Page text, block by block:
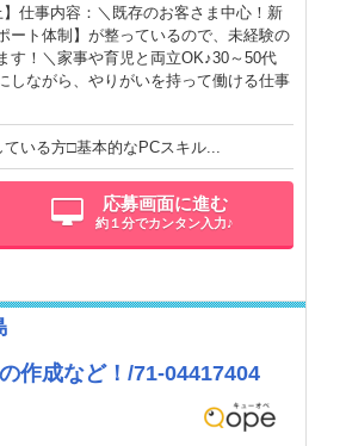
仕事内容：＼既存のお客さま中心！新
ート体制】が整っているので、未経験の
す！＼家事や育児と両立OK♪30～50代
しながら、やりがいを持って働ける仕事
ている方□基本的なPCスキル...
応募画面に進む
約１分でカンタン入力♪
作成など！/71-04417404